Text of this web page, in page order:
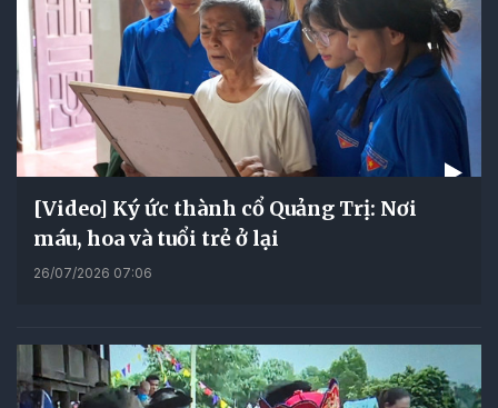
[Video] Ký ức thành cổ Quảng Trị: Nơi
máu, hoa và tuổi trẻ ở lại
26/07/2026 07:06